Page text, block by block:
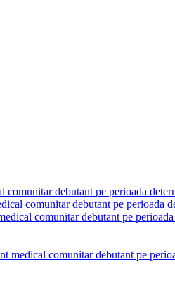
debutant pe perioada
comunitar debutant pe perioada
comunitar debutant pe perioada
comunitar debutant pe